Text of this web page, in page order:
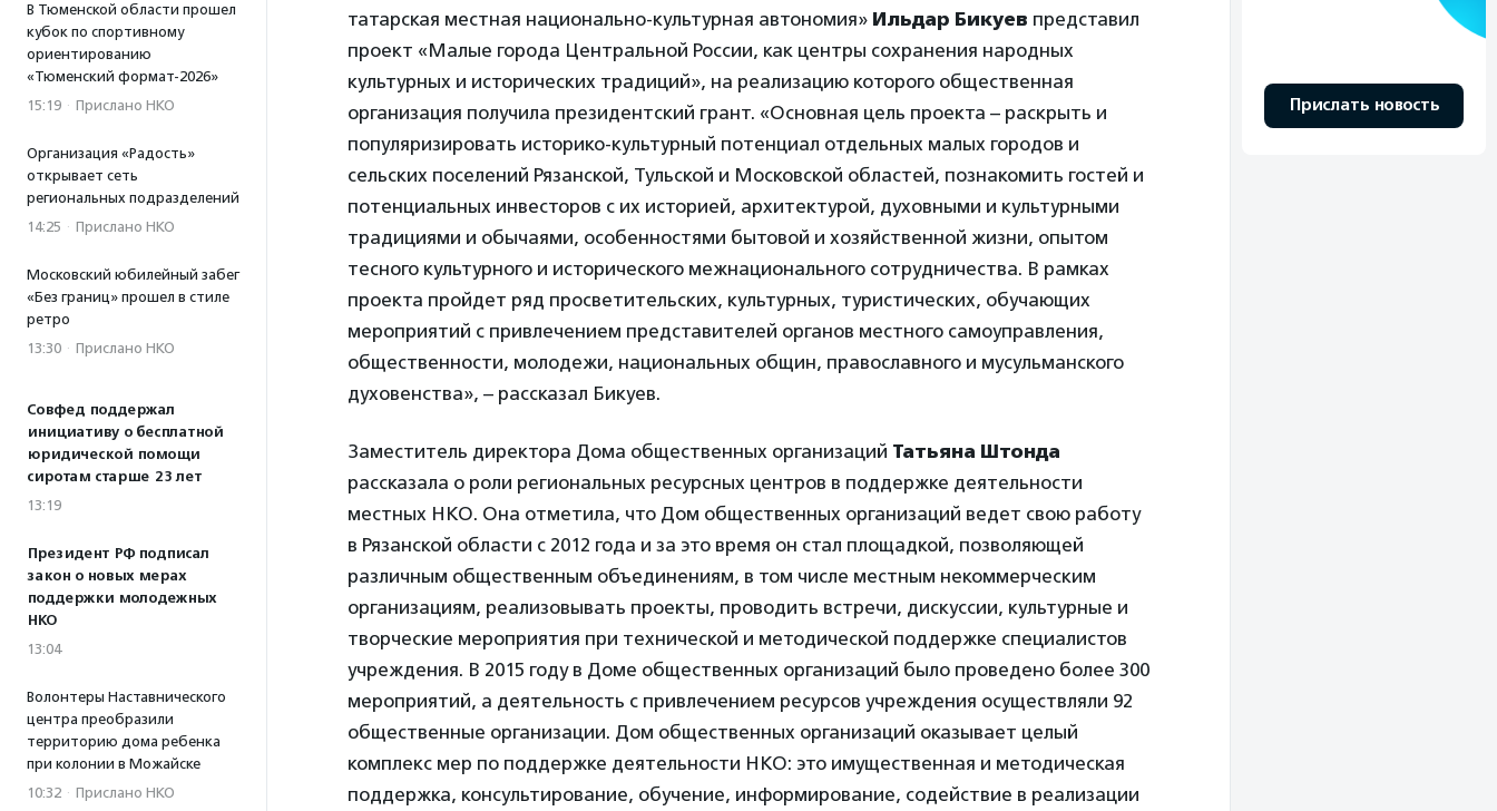
В Тюменской области прошел
кубок по спортивному
ориентированию
«Тюменский формат-2026»
15:19 · Прислано НКО
Организация «Радость»
открывает сеть
региональных подразделений
14:25 · Прислано НКО
Московский юбилейный забег
«Без границ» прошел в стиле
ретро
13:30 · Прислано НКО
Совфед поддержал
инициативу о бесплатной
юридической помощи
сиротам старше 23 лет
13:19
Президент РФ подписал
закон о новых мерах
поддержки молодежных
НКО
13:04
Волонтеры Наставнического
центра преобразили
территорию дома ребенка
при колонии в Можайске
10:32 · Прислано НКО
татарская местная национально-культурная автономия» Ильдар Бикуев представил
проект «Малые города Центральной России, как центры сохранения народных
культурных и исторических традиций», на реализацию которого общественная
организация получила президентский грант. «Основная цель проекта – раскрыть и
популяризировать историко-культурный потенциал отдельных малых городов и
сельских поселений Рязанской, Тульской и Московской областей, познакомить гостей и
потенциальных инвесторов с их историей, архитектурой, духовными и культурными
традициями и обычаями, особенностями бытовой и хозяйственной жизни, опытом
тесного культурного и исторического межнационального сотрудничества. В рамках
проекта пройдет ряд просветительских, культурных, туристических, обучающих
мероприятий с привлечением представителей органов местного самоуправления,
общественности, молодежи, национальных общин, православного и мусульманского
духовенства», – рассказал Бикуев.
Заместитель директора Дома общественных организаций Татьяна Штонда
рассказала о роли региональных ресурсных центров в поддержке деятельности
местных НКО. Она отметила, что Дом общественных организаций ведет свою работу
в Рязанской области с 2012 года и за это время он стал площадкой, позволяющей
различным общественным объединениям, в том числе местным некоммерческим
организациям, реализовывать проекты, проводить встречи, дискуссии, культурные и
творческие мероприятия при технической и методической поддержке специалистов
учреждения. В 2015 году в Доме общественных организаций было проведено более 300
мероприятий, а деятельность с привлечением ресурсов учреждения осуществляли 92
общественные организации. Дом общественных организаций оказывает целый
комплекс мер по поддержке деятельности НКО: это имущественная и методическая
поддержка, консультирование, обучение, информирование, содействие в реализации
Прислать новость